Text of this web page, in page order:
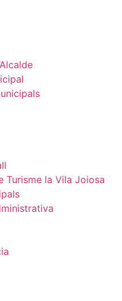
Turisme la Vila Joiosa